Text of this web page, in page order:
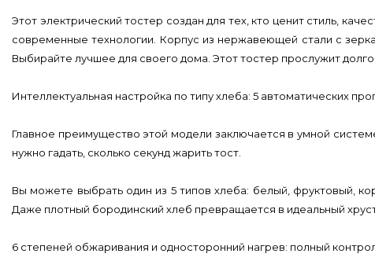
Этот электрический тостер создан для тех, кто ценит стиль,
современные технологии. Корпус из нержавеющей стали с
Выбирайте лучшее для своего дома. Этот тостер прослужит
Интеллектуальная настройка по типу хлеба: 5 автоматических
Главное преимущество этой модели заключается в умной
нужно гадать, сколько секунд жарить тост.
Вы можете выбрать один из 5 типов хлеба: белый, фруктовый,
Даже плотный бородинский хлеб превращается в идеальный
6 степеней обжаривания и односторонний нагрев: полный